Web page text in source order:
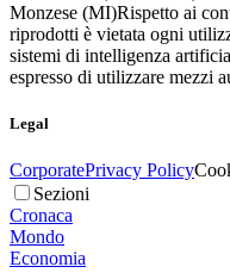
Monzese (MI)Rispetto ai
riprodotti è vietata ogni
sistemi di intelligenza
espresso di utilizzare mezzi
Legal
CorporatePrivacy Policy
Sezioni
Cronaca
Mondo
Economia